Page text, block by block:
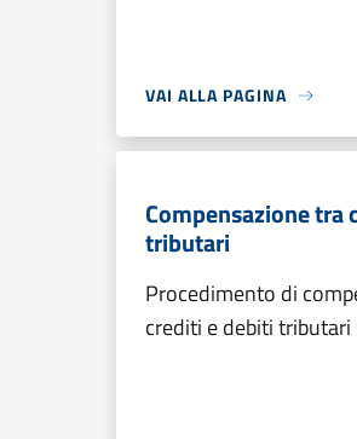
VAI ALLA PAGINA
Compensazione tra
tributari
Procedimento di
crediti e debiti tributari